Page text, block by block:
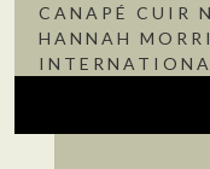
CANAPÉ CUIR
HANNAH